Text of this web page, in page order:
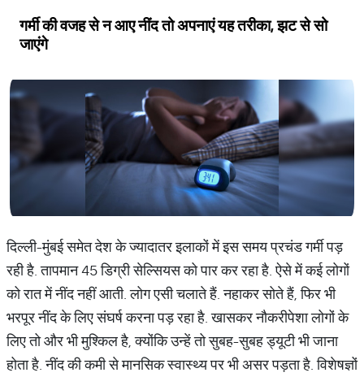
गर्मी की वजह से न आए नींद तो अपनाएं यह तरीका, झट से सो
जाएंगे
दिल्‍ली-मुंबई समेत देश के ज्‍यादातर इलाकों में इस समय प्रचंड गर्मी पड़
रही है. तापमान 45 डिग्री सेल्‍स‍ियस को पार कर रहा है. ऐसे में कई लोगों
को रात में नींद नहीं आती. लोग एसी चलाते हैं. नहाकर सोते हैं, फ‍िर भी
भरपूर नींद के लिए संघर्ष करना पड़ रहा है. खासकर नौकरीपेशा लोगों के
लिए तो और भी मुश्क‍िल है, क्‍योंकि उन्‍हें तो सुबह-सुबह ड्यूटी भी जाना
होता है. नींद की कमी से मानस‍िक स्‍वास्‍थ्‍य पर भी असर पड़ता है. विशेषज्ञों